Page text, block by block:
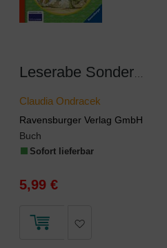
Leserabe Sonderausgaben - Dinosaurierabenteuer für Erstleser
Claudia Ondracek
Ravensburger Verlag GmbH
Buch
Sofort lieferbar
5,99 €